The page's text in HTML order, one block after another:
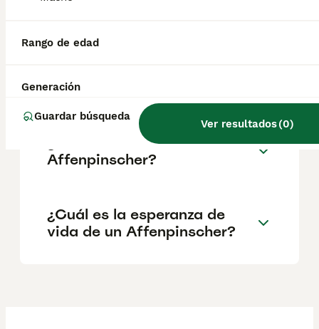
Rango de edad
Generación
Guardar búsqueda
Ver resultados(0)
Affenpinscher?
¿Qué tamaño tiene un
Affenpinscher?
¿Cuál es la esperanza de
vida de un Affenpinscher?